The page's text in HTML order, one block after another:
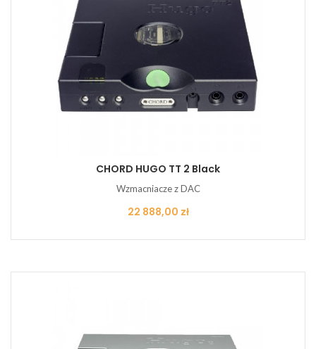
CHORD HUGO TT 2 Black
Wzmacniacze z DAC
Cena
22 888,00 zł